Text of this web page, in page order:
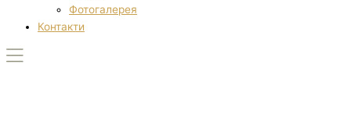
Фотогалерея
Контакти